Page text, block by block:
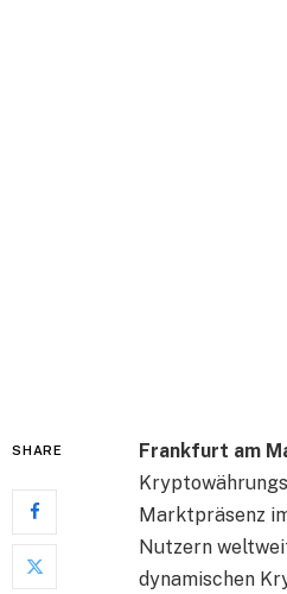
SHARE Frankfurt am
Marktpräsenz
Nutzern
dynamischen